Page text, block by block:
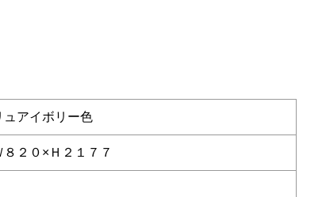
ュアイボリー色
２０×Ｈ２１７７